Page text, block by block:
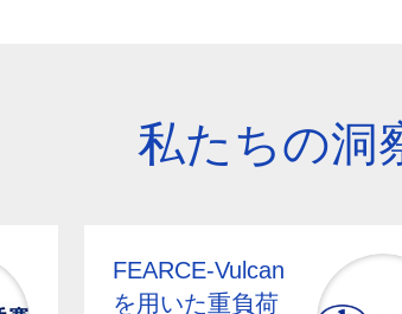
私たちの洞
FEARCE-Vulcan
を用いた重負荷